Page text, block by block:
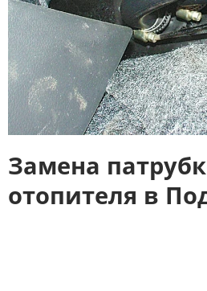
Замена
отопителя в